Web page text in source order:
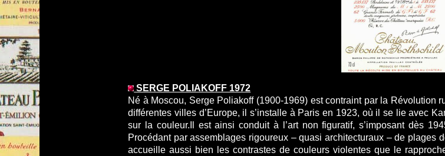
SERGE POLIAKOFF 1972
Né à Moscou, Serge Poliakoff (1900-1969) est contraint par la
différentes villes d’Europe, il s’installe à Paris en 1923, où il se lie avec
sur la couleur.Il est ainsi conduit à l’art non figuratif, s’imposant dès
Procédant par assemblages rigoureux – quasi architecturaux – de
accueille aussi bien les contrastes de couleurs violentes que le